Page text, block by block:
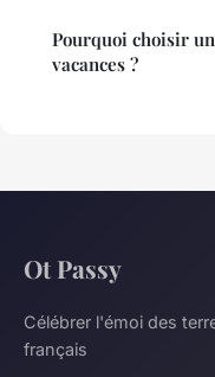
Pourquoi choisir
vacances ?
Ot Passy
Célébrer l'émoi des
français